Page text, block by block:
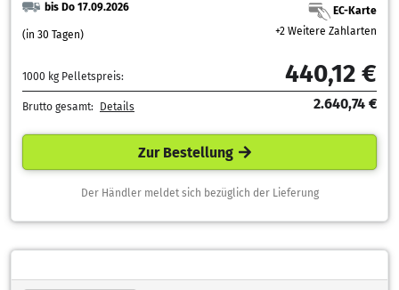
bis Do 17.09.2026
(in 30 Tagen)
EC-Karte
+2 Weitere Zahlarten
1000 kg Pelletspreis: 440,12 €
Brutto gesamt: Details 2.640,74 €
Zur Bestellung
Der Händler meldet sich bezüglich der Lieferung